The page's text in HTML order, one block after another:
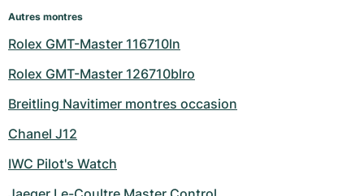
Autres montres
Rolex GMT-Master 116710ln
Rolex GMT-Master 126710blro
Breitling Navitimer montres occasion
Chanel J12
IWC Pilot's Watch